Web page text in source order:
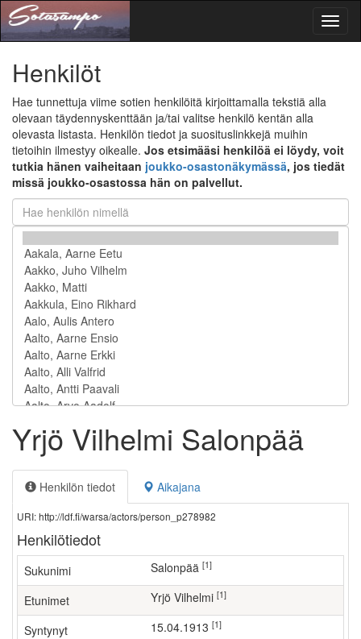
Henkilöt
Hae tunnettuja viime sotien henkilöitä kirjoittamalla tekstiä alla
olevaan täydennyskenttään ja/tai valitse henkilö kentän alla
olevasta listasta. Henkilön tiedot ja suosituslinkkejä muihin
tietoihin ilmestyy oikealle. Jos etsimääsi henkilöä ei löydy, voit
tutkia hänen vaiheitaan joukko-osastonäkymässä, jos tiedät
missä joukko-osastossa hän on palvellut.
Yrjö Vilhelmi Salonpää
Henkilön tiedot Aikajana
URI: http://ldf.fi/warsa/actors/person_p278982
Henkilötiedot
Sukunimi Salonpää [1]
Etunimet Yrjö Vilhelmi [1]
Syntynyt 15.04.1913 [1]